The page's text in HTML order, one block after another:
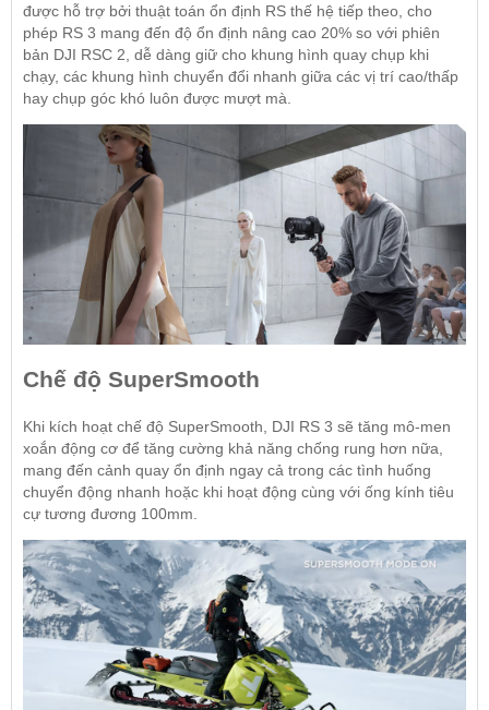
được hỗ trợ bởi thuật toán ổn định RS thế hệ tiếp theo, cho
phép RS 3 mang đến độ ổn định nâng cao 20% so với phiên
bản DJI RSC 2 , dễ dàng giữ cho khung hình quay chụp khi
chạy, các khung hình chuyển đổi nhanh giữa các vị trí cao/thấp
hay chụp góc khó luôn được mượt mà.
Chế độ ​​SuperSmooth
Khi kích hoạt chế độ SuperSmooth, DJI RS 3 sẽ tăng mô-men
xoắn động cơ để tăng cường khả năng chống rung hơn nữa,
mang đến cảnh quay ổn định ngay cả trong các tình huống
chuyển động nhanh hoặc khi hoạt động cùng với ống kính tiêu
cự tương đương 100mm.